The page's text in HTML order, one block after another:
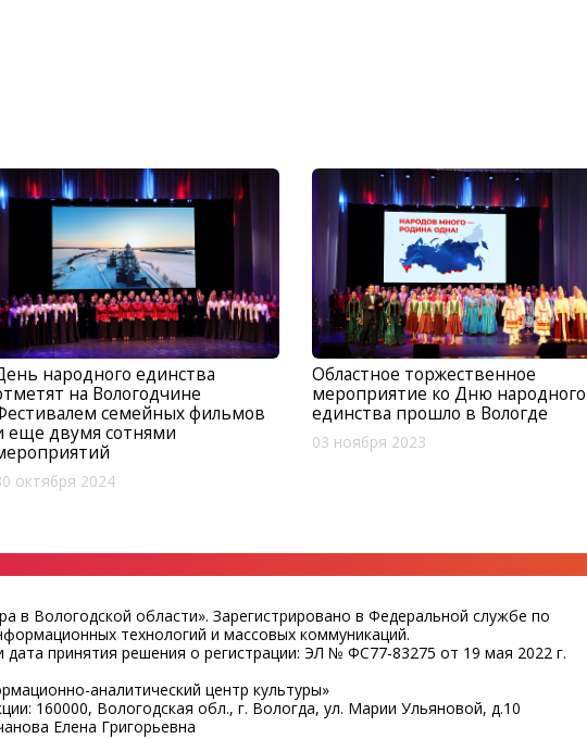
народного единства
на Вологодчине
семейных фильмов
еще двумя сотнями
октября 2024
Областное торжественное
мероприятие ко Дню народного
единства прошло в Вологде
03 ноября 2023
в Вологодской области». Зарегистрировано в Федеральной службе по
технологий и массовых коммуникаций.
дата принятия решения о регистрации: ЭЛ № ФС77-83275 от 19 мая 2022 г.
аналитический центр культуры»
160000, Вологодская обл., г. Вологда, ул. Марии Ульяновой, д.10
Елена Григорьевна